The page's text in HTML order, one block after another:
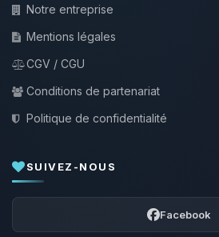
Notre entreprise
Mentions légales
CGV / CGU
Conditions de partenariat
Politique de confidentialité
SUIVEZ-NOUS
Facebook